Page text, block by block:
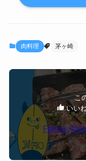
肉料理 茅ヶ崎
こ
いい
Follow